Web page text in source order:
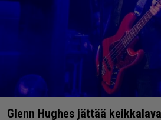
Glenn Hughes jättää